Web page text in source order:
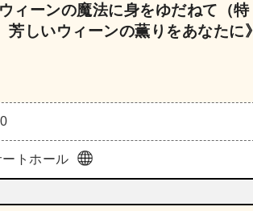
ィーンの魔法に身をゆだねて（特
しいウィーンの薫りをあなたに》
トホール